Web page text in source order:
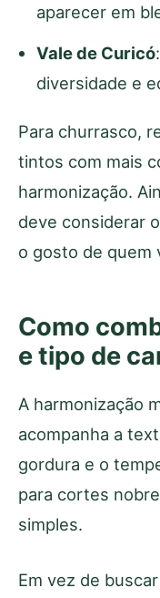
aparecer em
Vale de Curicó
diversidade e
Para churrasco,
tintos com mais
harmonização.
deve considerar
o gosto de quem
Como
e tipo de
A harmonização
acompanha a
gordura e o
para cortes
simples.
Em vez de